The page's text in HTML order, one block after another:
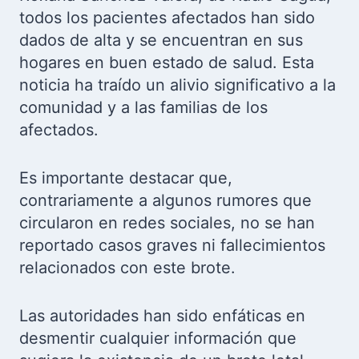
todos los pacientes afectados han sido
dados de alta y se encuentran en sus
hogares en buen estado de salud. Esta
noticia ha traído un alivio significativo a la
comunidad y a las familias de los
afectados.
Es importante destacar que,
contrariamente a algunos rumores que
circularon en redes sociales, no se han
reportado casos graves ni fallecimientos
relacionados con este brote.
Las autoridades han sido enfáticas en
desmentir cualquier información que